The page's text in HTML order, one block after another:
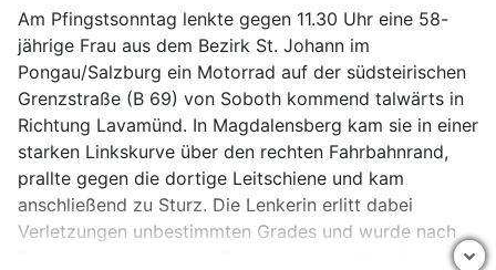
Männlich, ca. 175cm groß, 45 Jahre alt, kurze Haare,
sehr schlanke Statur, trug eine grüne Basecap in
Kombination mit einem sehr großen, grünen,
Wanderrucksack, grau/braunes Langarmshirt,
grau/braune Arbeiterhose mit großen Seitentaschen,
schwarze Stiefel, graue Arbeitshandschuhe aus
Kunststoff.
Es wird ersucht, zweckdienliche Hinweise an die
Polizeiinspektion Schladming unter der
Am Pfingstsonntag lenkte gegen 11.30 Uhr eine 58-
jährige Frau aus dem Bezirk St. Johann im
Pongau/Salzburg ein Motorrad auf der südsteirischen
Grenzstraße (B 69) von Soboth kommend talwärts in
Richtung Lavamünd. In Magdalensberg kam sie in einer
starken Linkskurve über den rechten Fahrbahnrand,
prallte gegen die dortige Leitschiene und kam
anschließend zu Sturz. Die Lenkerin erlitt dabei
Verletzungen unbestimmten Grades und wurde nach
Erstversorgung von der Rettung in das UKH Klagenfurt